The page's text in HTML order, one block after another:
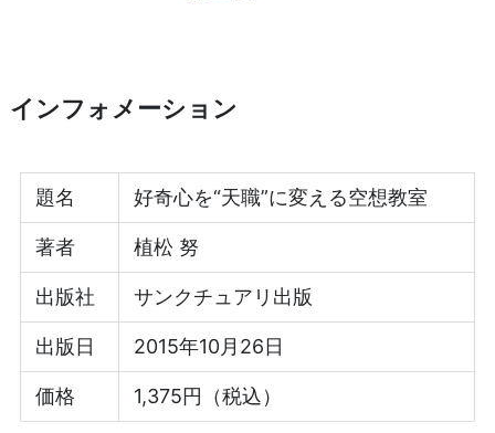
インフォメーション
題名 好奇心を“天職”に変える空想教室
著者 植松 努
出版社 サンクチュアリ出版
出版日 2015年10月26日
価格 1,375円（税込）